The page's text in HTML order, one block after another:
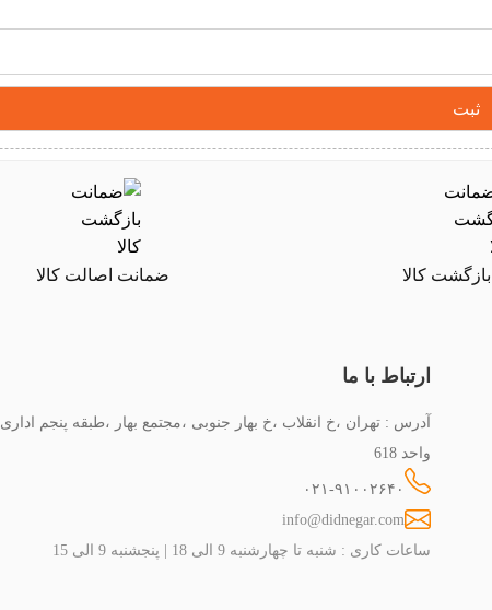
کالا
ضمانت اصالت کالا
ارتباط با ما
آدرس : تهران ،خ انقلاب ،خ بهار جنوبی ،مجتمع بهار ،طبقه پنجم اداری
واحد 618
۰۲۱-۹۱۰۰۲۶۴۰
info@didnegar.com
ساعات کاری : شنبه تا چهارشنبه 9 الی 18 | پنجشنبه 9 الی 15